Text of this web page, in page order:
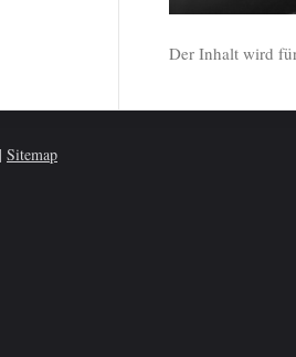
Der Inhalt wird
| Sitemap